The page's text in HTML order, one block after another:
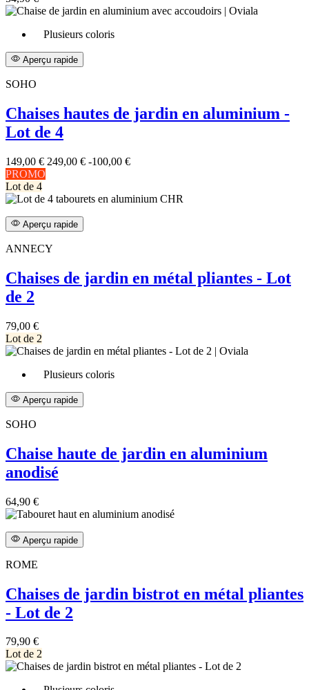
Plusieurs coloris
Aperçu rapide
SOHO
Chaises hautes de jardin en aluminium -
Lot de 4
149,00 € 249,00 € -100,00 €
PROMO
Lot de 4
Aperçu rapide
ANNECY
Chaises de jardin en métal pliantes - Lot
de 2
79,00 €
Lot de 2
Plusieurs coloris
Aperçu rapide
SOHO
Chaise haute de jardin en aluminium
anodisé
64,90 €
Aperçu rapide
ROME
Chaises de jardin bistrot en métal pliantes
- Lot de 2
79,90 €
Lot de 2